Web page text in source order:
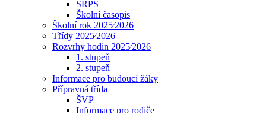
SRPŠ
Školní časopis
Školní rok 2025⁄2026
Třídy 2025⁄2026
Rozvrhy hodin 2025⁄2026
1. stupeň
2. stupeň
Informace pro budoucí žáky
Přípravná třída
ŠVP
Informace pro rodiče